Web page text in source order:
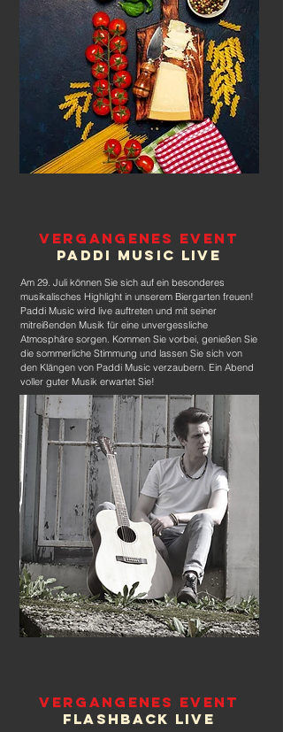
Vergangenes Event
paddi Music Live
Am 29. Juli können Sie sich auf ein besonderes
musikalisches Highlight in unserem Biergarten freuen!
Paddi Music wird live auftreten und mit seiner
mitreißenden Musik für eine unvergessliche
Atmosphäre sorgen. Kommen Sie vorbei, genießen Sie
die sommerliche Stimmung und lassen Sie sich von
den Klängen von Paddi Music verzaubern. Ein Abend
voller guter Musik erwartet Sie!
Vergangenes Event
Flashback live